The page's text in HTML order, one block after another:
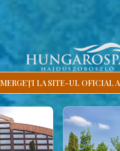
MERGEȚI LA SITE-UL OFICIAL